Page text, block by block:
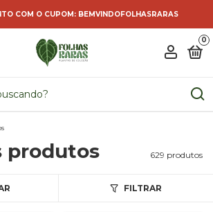
COM O CUPOM: BEMVINDOFOLHASRARAS
0
produtos 629 produtos
FILTRAR